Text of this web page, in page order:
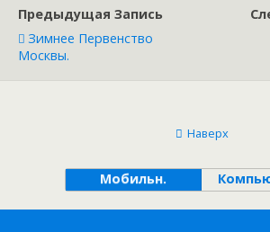
Предыдущая Запись
Зимнее Первенство
Москвы.
Наверх
Мобильн.